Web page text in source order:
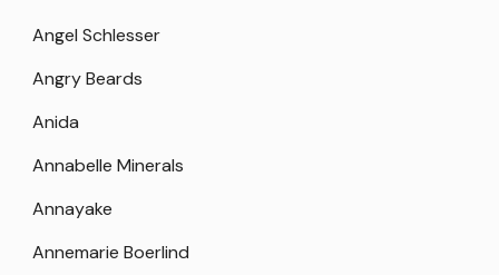
Angel Schlesser
Angry Beards
Anida
Annabelle Minerals
Annayake
Annemarie Boerlind